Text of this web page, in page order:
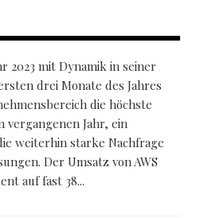
2023 mit Dynamik in seiner
drei Monate des Jahres
die höchste
vergangenen Jahr, ein
weiterhin starke Nachfrage
Der Umsatz von AWS
auf fast 38...